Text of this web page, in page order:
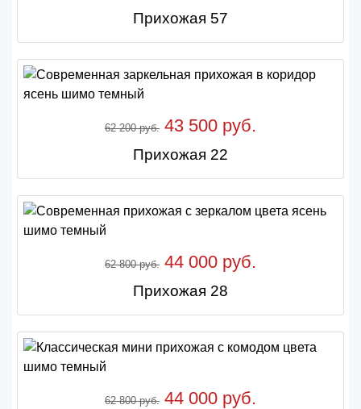
Прихожая 57
62 200 руб. 43 500 руб.
Прихожая 22
62 800 руб. 44 000 руб.
Прихожая 28
62 800 руб. 44 000 руб.